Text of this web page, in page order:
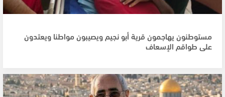
مستوطنون يهاجمون قرية أبو نجيم ويصيبون مواطنا ويعتدون
على طواقم الإسعاف